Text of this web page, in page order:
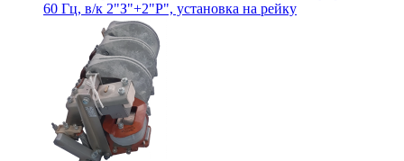
60 Гц, в/к 2"З"+2"Р", установка на рейку